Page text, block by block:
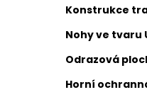
Konstrukce
Nohy ve
Odrazová
Horní